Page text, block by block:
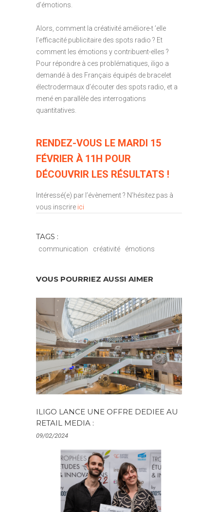
d’émotions.
Alors, comment la créativité améliore-t ’elle
l’efficacité publicitaire des spots radio ? Et
comment les émotions y contribuent-elles ?
Pour répondre à ces problématiques, iligo a
demandé à des Français équipés de bracelet
électrodermaux d’écouter des spots radio, et a
mené en parallèle des interrogations
quantitatives.
RENDEZ-VOUS LE MARDI 15
FÉVRIER À 11H POUR
DÉCOUVRIR LES RÉSULTATS !
Intéressé(e) par l’évènement ? N’hésitez pas à
vous inscrire ici
TAGS :
communication créativité émotions
VOUS POURRIEZ AUSSI AIMER
ILIGO LANCE UNE OFFRE DEDIEE AU
RETAIL MEDIA :
09/02/2024